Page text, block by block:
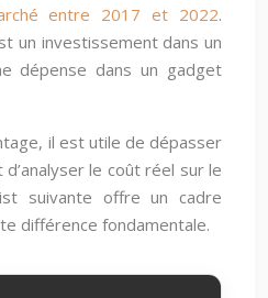
entre 2017 et 2022.
un investissement dans un
dépense dans un gadget
il est utile de dépasser
le coût réel sur le
suivante offre un cadre
différence fondamentale.